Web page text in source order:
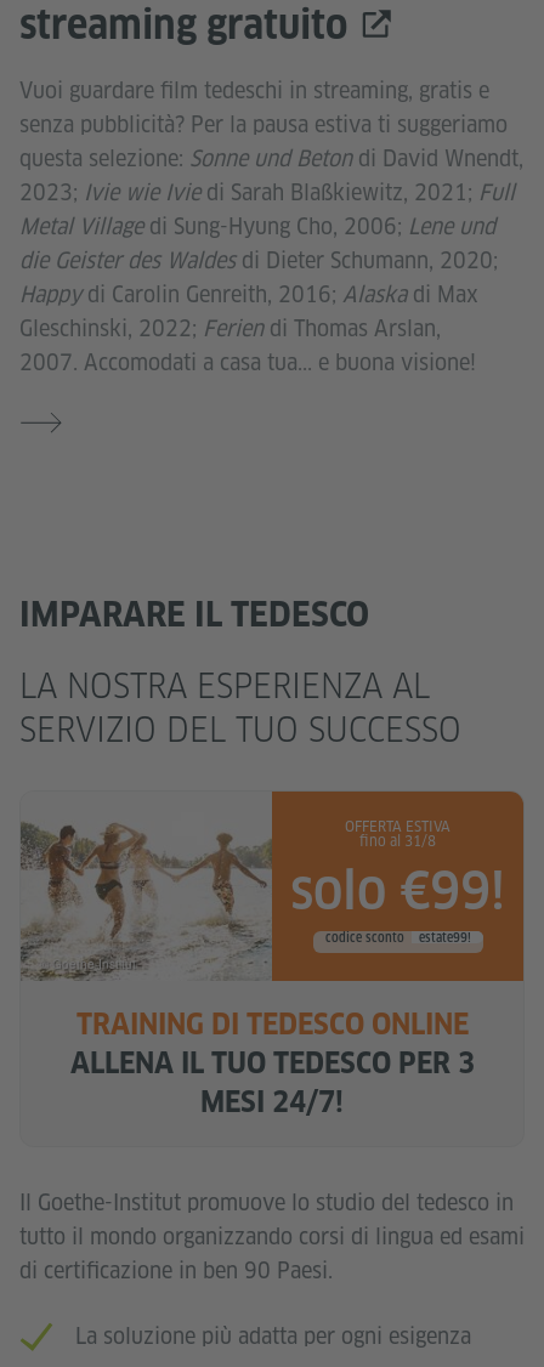
streaming gratuito
Vuoi guardare film tedeschi in streaming, gratis e
senza pubblicità? Per la pausa estiva ti suggeriamo
questa selezione: Sonne und Betondi David Wnendt,
2023; Ivie wie Iviedi Sarah Blaßkiewitz, 2021; Full
Metal Villagedi Sung-Hyung Cho, 2006; Lene und
die Geister des Waldes di Dieter Schumann, 2020;
Happydi Carolin Genreith, 2016; Alaskadi Max
Gleschinski, 2022; Feriendi Thomas Arslan,
2007. Accomodati a casa tua... e buona visione!
IMPARARE IL TEDESCO
LA NOSTRA ESPERIENZA AL
SERVIZIO DEL TUO SUCCESSO
TRAINING DI TEDESCO ONLINE
ALLENA IL TUO TEDESCO PER 3
MESI 24/7!
OFFERTA ESTIVA
fino al 31/8
solo €99!
codice sconto estate99!
© Goethe-Institut
Il Goethe-Institut promuove lo studio del tedesco in
tutto il mondo organizzando corsi di lingua ed esami
di certificazione in ben 90 Paesi.
La soluzione più adatta per ogni esigenza